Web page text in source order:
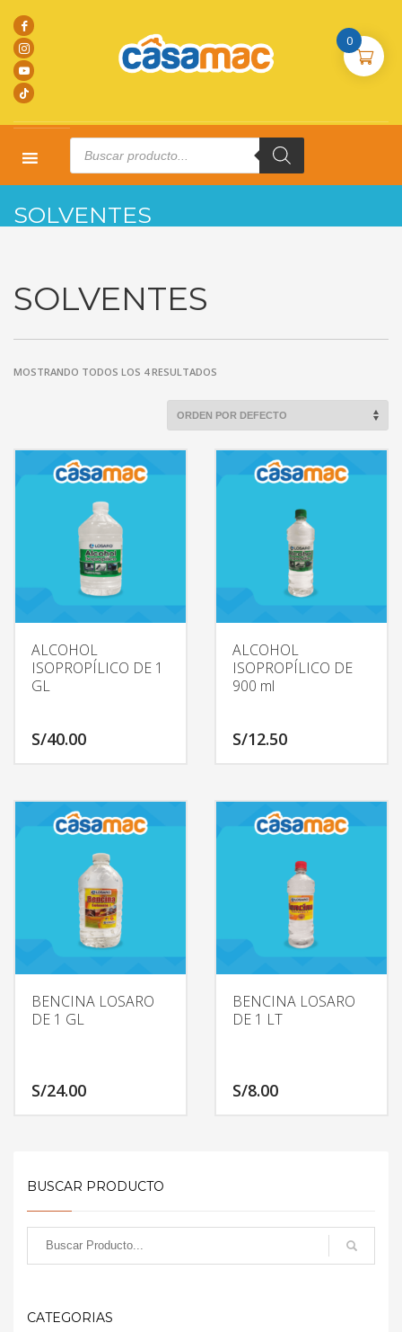
Products
search
SOLVENTES
SOLVENTES
MOSTRANDO TODOS LOS 4 RESULTADOS
ALCOHOL
ISOPROPÍLICO DE 1
GL
S/40.00
ALCOHOL
ISOPROPÍLICO DE
900 ml
S/12.50
BENCINA LOSARO
DE 1 GL
S/24.00
BENCINA LOSARO
DE 1 LT
S/8.00
BUSCAR PRODUCTO
CATEGORIAS
0